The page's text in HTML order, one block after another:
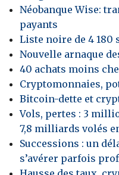
Néobanque Wise:
payants
Liste noire de 4 180
Nouvelle arnaque
40 achats moins
Cryptomonnaies,
Bitcoin-dette et
Vols, pertes : 3
7,8 milliards volés
Successions : un
s’avérer parfois